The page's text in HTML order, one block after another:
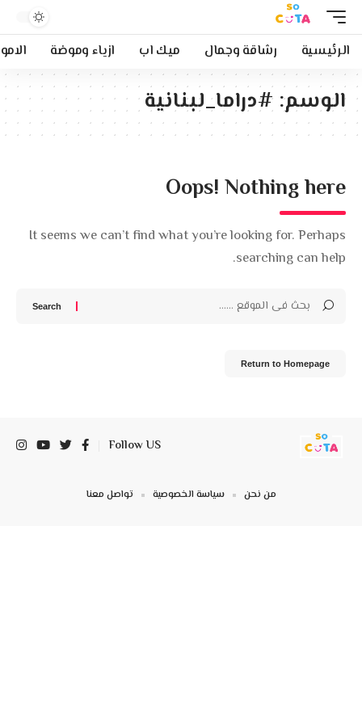
الرئيسية رشاقة وجمال ميك اب ازياء وموضة
الوسم: #دراما_لبنانية
Oops! Nothing here
It seems we can’t find what you’re looking for. Perhaps
searching can help.
Return to Homepage
Follow US
من نحن سياسة الخصوصية تواصل معنا